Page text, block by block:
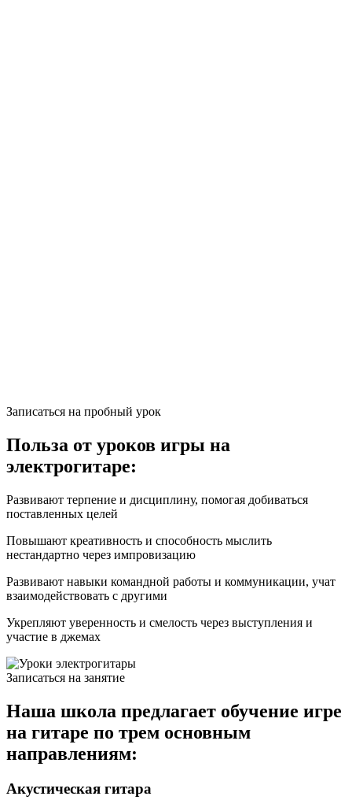
Записаться на пробный урок
Польза от уроков игры на
электрогитаре:
Развивают терпение и дисциплину, помогая добиваться
поставленных целей
Повышают креативность и способность мыслить
нестандартно через импровизацию
Развивают навыки командной работы и коммуникации, учат
взаимодействовать с другими
Укрепляют уверенность и смелость через выступления и
участие в джемах
Записаться на занятие
Наша школа предлагает обучение игре
на гитаре по трем основным
направлениям:
Акустическая гитара